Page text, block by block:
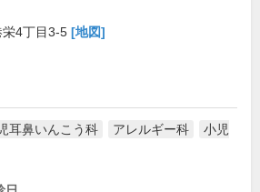
4丁目3-5 [地図]
耳鼻いんこう科 アレルギー科
小児